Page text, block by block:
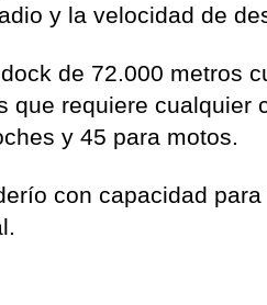
y la velocidad de
de 72.000 metros
que requiere cualquier
y 45 para motos.
con capacidad